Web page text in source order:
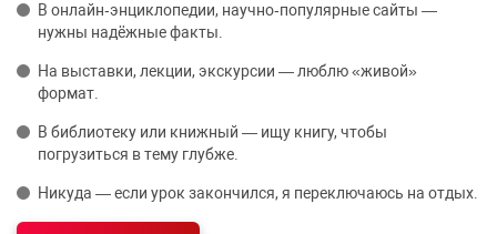
В онлайн‑энциклопедии, научно‑популярные сайты —
нужны надёжные факты.
На выставки, лекции, экскурсии — люблю «живой»
формат.
В библиотеку или книжный — ищу книгу, чтобы
погрузиться в тему глубже.
Никуда — если урок закончился, я переключаюсь на отдых.